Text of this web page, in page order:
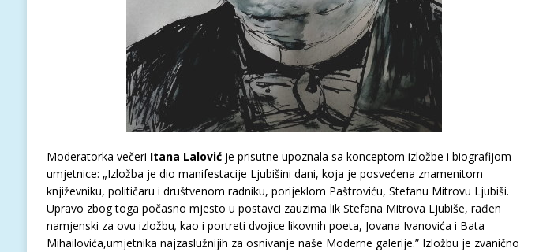
Moderatorka večeri Itana Lalovićje prisutne upoznala sa konceptom izložbe i biografijom
umjetnice: „Izložba je dio manifestacije Ljubišini dani, koja je posvećena znamenitom
književniku, političaru i društvenom radniku, porijeklom Paštroviću, Stefanu Mitrovu Ljubiši.
Upravo zbog toga počasno mjesto u postavci zauzima lik Stefana Mitrova Ljubiše, rađen
namjenski za ovu izložbu, kao i portreti dvojice likovnih poeta, Jovana Ivanovića i Bata
Mihailovića,umjetnika najzaslužnijih za osnivanje naše Moderne galerije.” Izložbu je zvanično